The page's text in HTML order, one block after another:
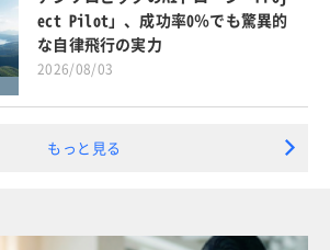
ect Pilot」、成功率0％でも驚異的
な自律飛行の実力
2026/08/03
もっと見る